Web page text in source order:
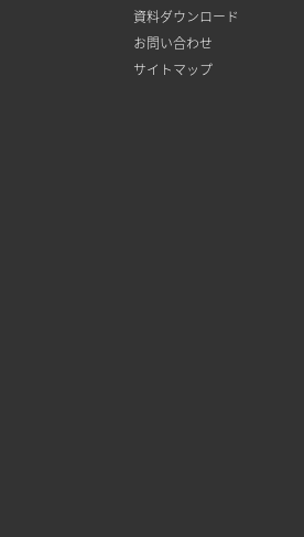
資料ダウンロード
お問い合わせ
サイトマップ